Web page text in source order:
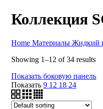
Коллекция
Home Материалы Жидкий
Showing 1–12 of 34 results
Показать боковую панель
Показать 9 12 18 24